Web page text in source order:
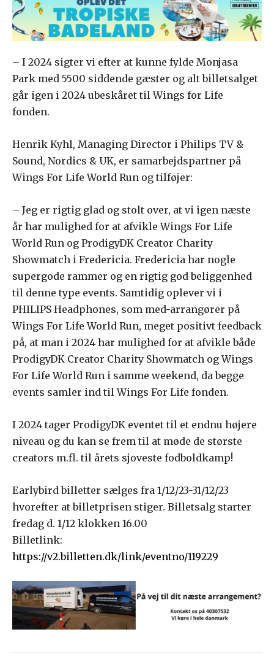
– I 2024 sigter vi efter at kunne fylde Monjasa
Park med 5500 siddende gæster og alt billetsalget
går igen i 2024 ubeskåret til Wings for Life
fonden.
Henrik Kyhl, Managing Director i Philips TV &
Sound, Nordics & UK, er samarbejdspartner på
Wings For Life World Run og tilføjer:
– Jeg er rigtig glad og stolt over, at vi igen næste
år har mulighed for at afvikle Wings For Life
World Run og ProdigyDK Creator Charity
Showmatch i Fredericia. Fredericia har nogle
supergode rammer og en rigtig god beliggenhed
til denne type events. Samtidig oplever vi i
PHILIPS Headphones, som med-arrangører på
Wings For Life World Run, meget positivt feedback
på, at man i 2024 har mulighed for at afvikle både
ProdigyDK Creator Charity Showmatch og Wings
For Life World Run i samme weekend, da begge
events samler ind til Wings For Life fonden.
I 2024 tager ProdigyDK eventet til et endnu højere
niveau og du kan se frem til at møde de største
creators m.fl. til årets sjoveste fodboldkamp!
Earlybird billetter sælges fra 1/12/23-31/12/23
hvorefter at billetprisen stiger. Billetsalg starter
fredag d. 1/12 klokken 16.00
Billetlink:
https://v2.billetten.dk/link/eventno/119229